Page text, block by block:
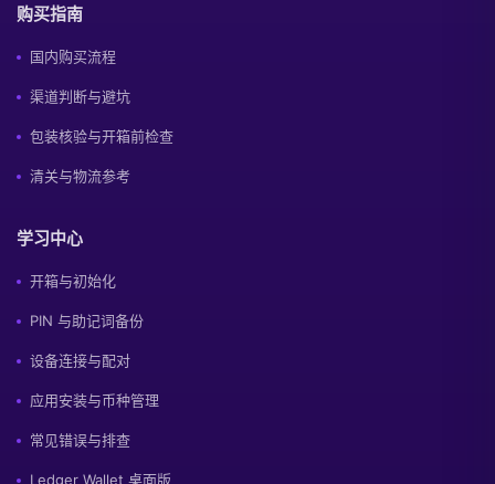
购买指南
国内购买流程
渠道判断与避坑
包装核验与开箱前检查
清关与物流参考
学习中心
开箱与初始化
PIN 与助记词备份
设备连接与配对
应用安装与币种管理
常见错误与排查
Ledger Wallet 桌面版